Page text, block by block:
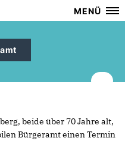
MENÜ
beide über 70 Jahre alt,
Bürgeramt einen Termin